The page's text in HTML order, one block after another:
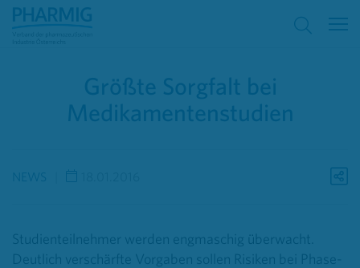
Größte Sorgfalt bei
Medikamentenstudien
NEWS
Studienteilnehmer werden engmaschig überwacht.
Deutlich verschärfte Vorgaben sollen Risiken bei Phase-